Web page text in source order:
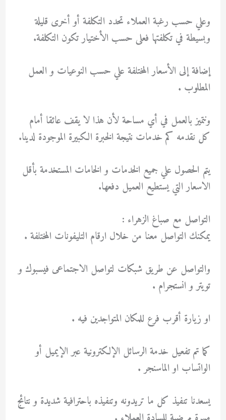
وعلي حسب رغبة العملاء تحدد التكلفة أو أخرى قليلة
وبسيطة في تكلفتها فعلى حسب الأختيار تكون التكلفة.
إضافة إلى الأسعار المختلفة علي حسب النوعيات و العمل
المطلوب .
ونتميز بالعمل في أي مساحة لأن هذا لا يقف عائقا أمام
كل نقدمه كم خدمات نتيجة الخبرة الكبيرة الموجودة لدينا.
يتم الحصول علي جميع الخدمات و الخامات المستخدمة بأقل
الاسعار التي يستطيع العميل دفعها.
التواصل مع صباغ الزهراء :
يمكنك التواصل معنا من خلال ارقام التليفونات المختلفة .
والتواصل عن طريق شبكات لتواصل الاجتماعى فيسبوك و
تويتر و انستجرام .
او زيارة أقرب فرع للمكان المتواجدين فيه .
كما تم تفعيل خدمة الرسائل الإلكترونية عبر الإيميل أو
الواتساب او الماسنجر .
يسعدنا تنفيذ كل ما تريدونه وتنفيذه باحترافية شديدة و نتائج